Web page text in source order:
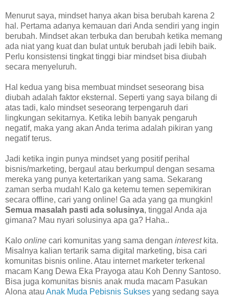
Menurut saya, mindset hanya akan bisa berubah karena 2
hal. Pertama adanya kemauan dari Anda sendiri yang ingin
berubah. Mindset akan terbuka dan berubah ketika memang
ada niat yang kuat dan bulat untuk berubah jadi lebih baik.
Perlu konsistensi tingkat tinggi biar mindset bisa diubah
secara menyeluruh.
Hal kedua yang bisa membuat mindset seseorang bisa
diubah adalah faktor eksternal. Seperti yang saya bilang di
atas tadi, kalo mindset seseorang terpengaruh dari
lingkungan sekitarnya. Ketika lebih banyak pengaruh
negatif, maka yang akan Anda terima adalah pikiran yang
negatif terus.
Jadi ketika ingin punya mindset yang positif perihal
bisnis/marketing, bergaul atau berkumpul dengan sesama
mereka yang punya ketertarikan yang sama. Sekarang
zaman serba mudah! Kalo ga ketemu temen sepemikiran
secara offline, cari yang online! Ga ada yang ga mungkin!
Semua masalah pasti ada solusinya, tinggal Anda aja
gimana? Mau nyari solusinya apa ga? Haha..
Kalo online cari komunitas yang sama dengan interest kita.
Misalnya kalian tertarik sama digital marketing, bisa cari
komunitas bisnis online. Atau internet marketer terkenal
macam Kang Dewa Eka Prayoga atau Koh Denny Santoso.
Bisa juga komunitas bisnis anak muda macam Pasukan
Alona atau Anak Muda Pebisnis Sukses yang sedang saya